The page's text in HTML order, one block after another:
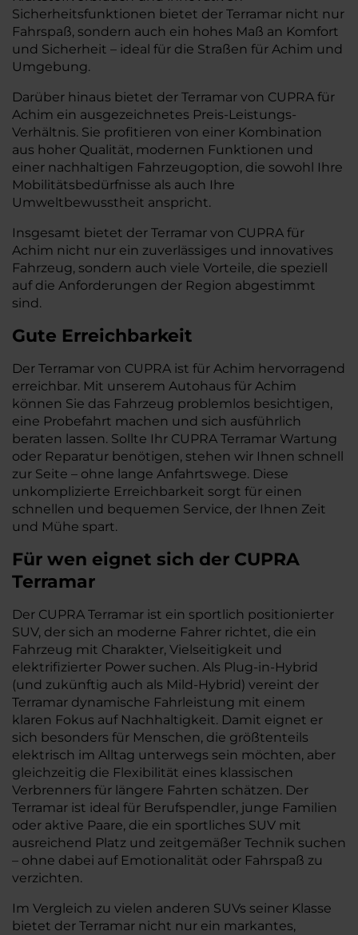
Sicherheitsfunktionen bietet der Terramar nicht nur
Fahrspaß, sondern auch ein hohes Maß an Komfort
und Sicherheit – ideal für die Straßen für Achim und
Umgebung.
Darüber hinaus bietet der Terramar von CUPRA für
Achim ein ausgezeichnetes Preis-Leistungs-
Verhältnis. Sie profitieren von einer Kombination
aus hoher Qualität, modernen Funktionen und
einer nachhaltigen Fahrzeugoption, die sowohl Ihre
Mobilitätsbedürfnisse als auch Ihre
Umweltbewusstheit anspricht.
Insgesamt bietet der Terramar von CUPRA für
Achim nicht nur ein zuverlässiges und innovatives
Fahrzeug, sondern auch viele Vorteile, die speziell
auf die Anforderungen der Region abgestimmt
sind.
Gute Erreichbarkeit
Der Terramar von CUPRA ist für Achim hervorragend
erreichbar. Mit unserem Autohaus für Achim
können Sie das Fahrzeug problemlos besichtigen,
eine Probefahrt machen und sich ausführlich
beraten lassen. Sollte Ihr CUPRA Terramar Wartung
oder Reparatur benötigen, stehen wir Ihnen schnell
zur Seite – ohne lange Anfahrtswege. Diese
unkomplizierte Erreichbarkeit sorgt für einen
schnellen und bequemen Service, der Ihnen Zeit
und Mühe spart.
Für wen eignet sich der CUPRA
Terramar
Der CUPRA Terramar ist ein sportlich positionierter
SUV, der sich an moderne Fahrer richtet, die ein
Fahrzeug mit Charakter, Vielseitigkeit und
elektrifizierter Power suchen. Als Plug-in-Hybrid
(und zukünftig auch als Mild-Hybrid) vereint der
Terramar dynamische Fahrleistung mit einem
klaren Fokus auf Nachhaltigkeit. Damit eignet er
sich besonders für Menschen, die größtenteils
elektrisch im Alltag unterwegs sein möchten, aber
gleichzeitig die Flexibilität eines klassischen
Verbrenners für längere Fahrten schätzen. Der
Terramar ist ideal für Berufspendler, junge Familien
oder aktive Paare, die ein sportliches SUV mit
ausreichend Platz und zeitgemäßer Technik suchen
– ohne dabei auf Emotionalität oder Fahrspaß zu
verzichten.
Im Vergleich zu vielen anderen SUVs seiner Klasse
bietet der Terramar nicht nur ein markantes,